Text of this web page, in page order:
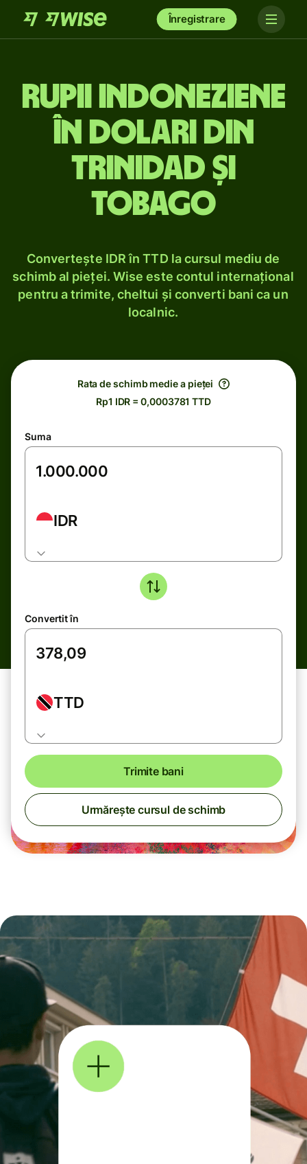
Înregistrare
Rupii indoneziene
în dolari din
Trinidad și
Tobago
Convertește IDR în TTD la cursul mediu de
schimb al pieței. Wise este contul internațional
pentru a trimite, cheltui și converti bani ca un
localnic.
Rata de schimb medie a pieței
Rp1 IDR = 0,0003781 TTD
Suma
IDR
Convertit în
TTD
Trimite bani
Urmărește cursul de schimb